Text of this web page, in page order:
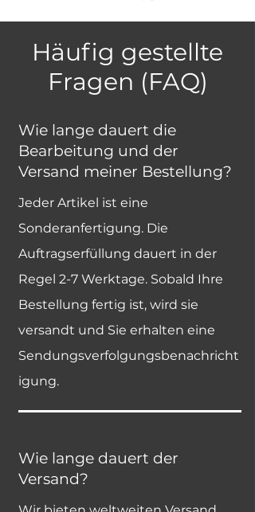
Häufig gestellte
Fragen (FAQ)
Wie lange dauert die
Bearbeitung und der
Versand meiner Bestellung?
Jeder Artikel ist eine
Sonderanfertigung. Die
Auftragserfüllung dauert in der
Regel 2-7 Werktage. Sobald Ihre
Bestellung fertig ist, wird sie
versandt und Sie erhalten eine
Sendungsverfolgungsbenachricht
igung.
Wie lange dauert der
Versand?